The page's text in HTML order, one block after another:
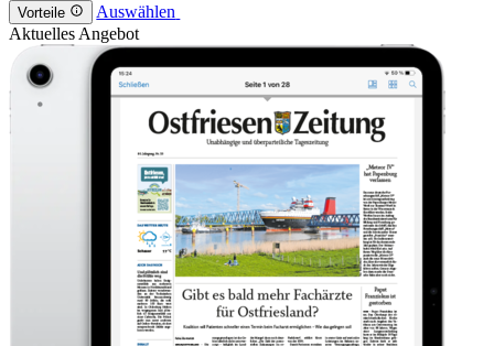
Vorteile
Auswählen
Aktuelles Angebot